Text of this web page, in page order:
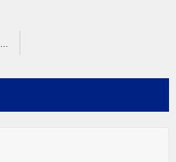
社内SE転職ナビの評判と口コミ｜良いor悪い意見と共にサービス内容を徹底解説！